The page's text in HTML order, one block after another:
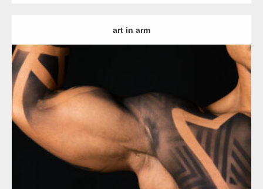
art in arm
Update: 2021.12.21
Category: オレンジの人 TOSHI(大胸筋)
上腕二頭
ダウンロード